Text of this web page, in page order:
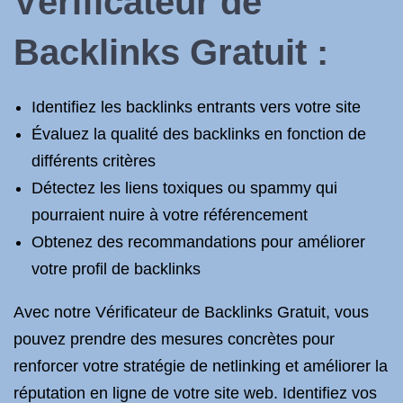
Backlinks Gratuit :
Identifiez les backlinks entrants vers votre site
Évaluez la qualité des backlinks en fonction de
différents critères
Détectez les liens toxiques ou spammy qui
pourraient nuire à votre référencement
Obtenez des recommandations pour améliorer
votre profil de backlinks
Avec notre Vérificateur de Backlinks Gratuit, vous
pouvez prendre des mesures concrètes pour
renforcer votre stratégie de netlinking et améliorer la
réputation en ligne de votre site web. Identifiez vos